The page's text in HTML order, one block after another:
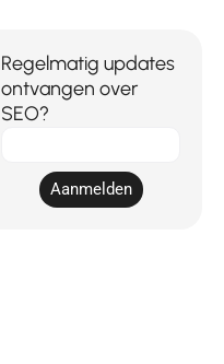
Regelmatig updates
ontvangen over
SEO?
Aanmelden